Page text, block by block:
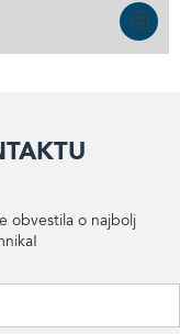
obvestila o najbolj